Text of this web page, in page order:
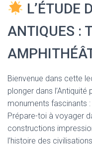
L’ÉTUDE
ANTIQUES :
Bienvenue dans cette
plonger dans
monuments fascinants :
Prépare-toi à voyager
constructions
l’histoire des